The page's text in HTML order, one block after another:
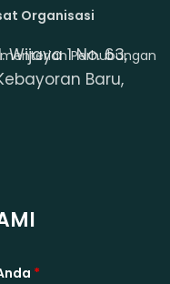
Organisasi
Perhubungan
Wijaya 1 No. 63,
Baru,
*